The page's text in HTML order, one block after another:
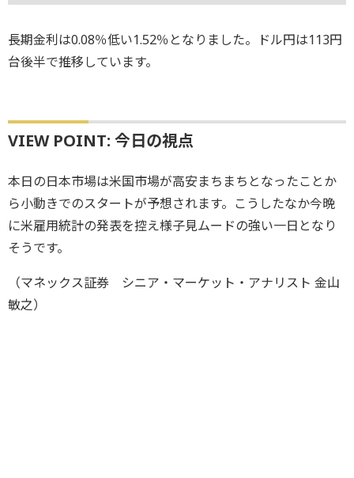
長期金利は0.08％低い1.52％となりました。ドル円は113円
台後半で推移しています。
VIEW POINT: 今日の視点
本日の日本市場は米国市場が高安まちまちとなったことか
ら小動きでのスタートが予想されます。こうしたなか今晩
に米雇用統計の発表を控え様子見ムードの強い一日となり
そうです。
（マネックス証券 シニア・マーケット・アナリスト 金山
敏之）